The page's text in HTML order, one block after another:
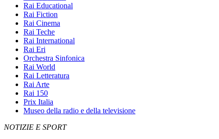
Rai Educational
Rai Fiction
Rai Cinema
Rai Teche
Rai International
Rai Eri
Orchestra Sinfonica
Rai World
Rai Letteratura
Rai Arte
Rai 150
Prix Italia
Museo della radio e della televisione
NOTIZIE E SPORT